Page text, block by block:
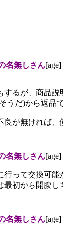
名無しさん[age]
るが、商品説
うだ)から返品
が無ければ、
名無しさん[age]
行って交換可
最初から開腹し
名無しさん[age]